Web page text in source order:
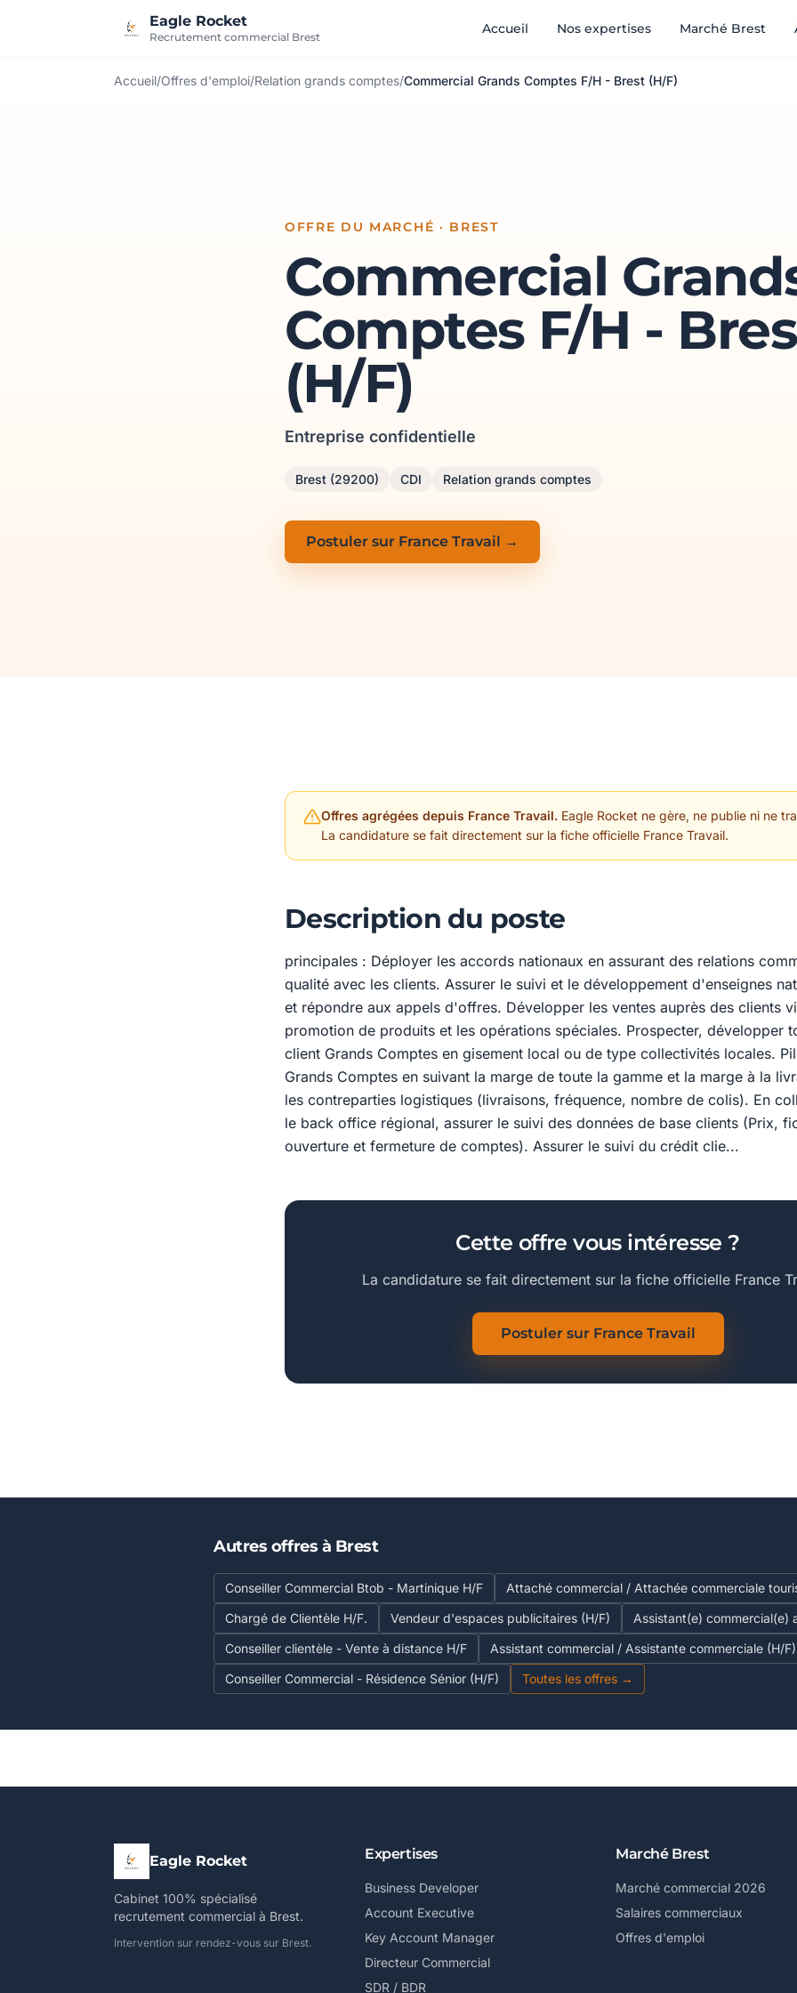
Eagle Rocket
Recrutement commercial Brest
Accueil Nos expertises Marché Brest
Accueil/Offres d'emploi/Relation grands comptes/Commercial Grands Comptes F/H - Brest (H/F)
OFFRE DU MARCHÉ · BREST
Commercial
Comptes F/H -
(H/F)
Entreprise confidentielle
Brest (29200) CDI Relation grands comptes
Postuler sur France Travail →
Offres agrégées depuis France Travail. Eagle Rocket ne gère, ne publie ni ne
La candidature se fait directement sur la fiche officielle France Travail.
Description du poste
principales : Déployer les accords nationaux en assurant des relations
qualité avec les clients. Assurer le suivi et le développement d'enseignes
et répondre aux appels d'offres. Développer les ventes auprès des clients
promotion de produits et les opérations spéciales. Prospecter, développer
client Grands Comptes en gisement local ou de type collectivités locales.
Grands Comptes en suivant la marge de toute la gamme et la marge à la
les contreparties logistiques (livraisons, fréquence, nombre de colis). En
le back office régional, assurer le suivi des données de base clients (Prix,
ouverture et fermeture de comptes). Assurer le suivi du crédit clie...
Cette offre vous intéresse ?
La candidature se fait directement sur la fiche officielle France
Postuler sur France Travail
Autres offres à Brest
Conseiller Commercial Btob - Martinique H/F
Attaché commercial / Attachée commerciale
Chargé de Clientèle H/F.
Vendeur d'espaces publicitaires (H/F)
Assistant(e) commercial(e)
Conseiller clientèle - Vente à distance H/F
Assistant commercial / Assistante commerciale (H/F)
Conseiller Commercial - Résidence Sénior (H/F)
Toutes les offres →
Eagle Rocket
Cabinet 100% spécialisé
recrutement commercial à Brest.
Intervention sur rendez-vous sur Brest.
Expertises
Business Developer
Account Executive
Key Account Manager
Directeur Commercial
SDR / BDR
Marché Brest
Marché commercial 2026
Salaires commerciaux
Offres d'emploi